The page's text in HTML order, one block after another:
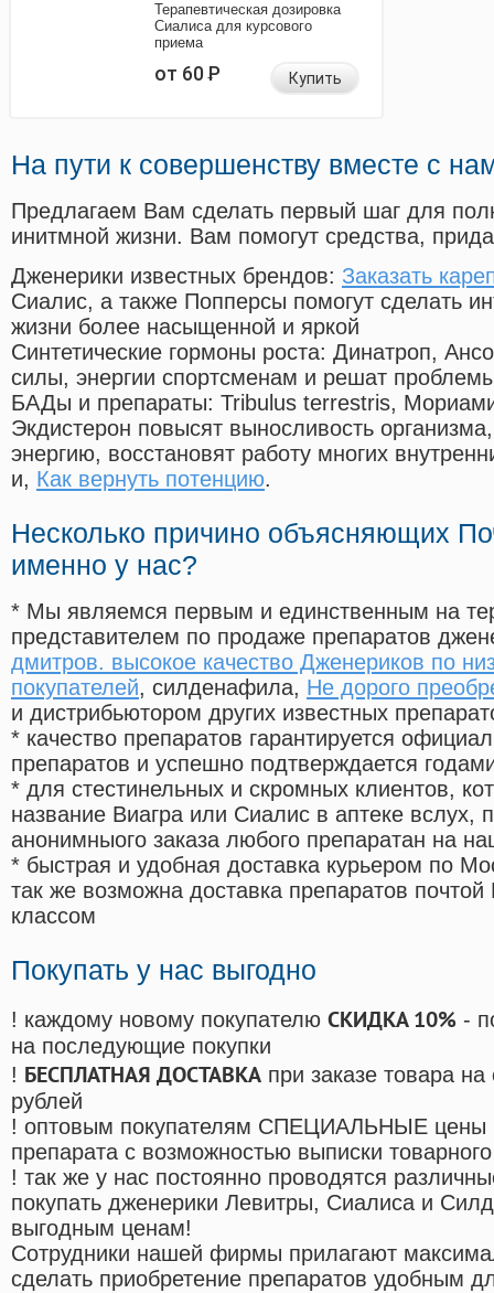
Терапевтическая дозировка
Сиалиса для курсового
приема
от 60Р Купить
На пути к совершенству вместе с
Предлагаем Вам сделать первый шаг для
инитмной жизни. Вам помогут средства,
Дженерики известных брендов: Заказать
Сиалис, а также Попперсы помогут сделать
жизни более насыщенной и яркой
Синтетические гормоны роста: Динатроп,
силы, энергии спортсменам и решат
БАДы и препараты: Tribulus terrestris,
Экдистерон повысят выносливость
энергию, восстановят работу многих
и, Как вернуть потенцию.
Несколько причино объясняющих
именно у нас?
* Мы являемся первым и единственным на
представителем по продаже препаратов
дмитров. высокое качество Дженериков по
покупателей, силденафила, Не дорого
и дистрибьютором других известных
* качество препаратов гарантируется
препаратов и успешно подтверждается
* для стестинельных и скромных клиентов,
название Виагра или Сиалис в аптеке вслух,
анонимныого заказа любого препаратан на
* быстрая и удобная доставка курьером по
так же возможна доставка препаратов
классом
Покупать у нас выгодно
! каждому новому покупателю СКИДКА 10% -
на последующие покупки
! БЕСПЛАТНАЯ ДОСТАВКА при заказе товара
рублей
! оптовым покупателям СПЕЦИАЛЬНЫЕ цены
препарата с возможностью выписки
! так же у нас постоянно проводятся
покупать дженерики Левитры, Сиалиса и
выгодным ценам!
Cотрудники нашей фирмы прилагают
сделать приобретение препаратов удобным